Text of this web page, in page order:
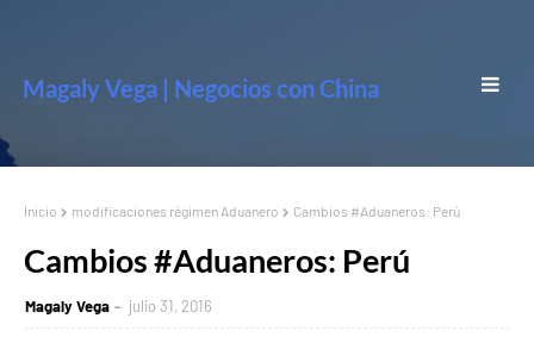
Magaly Vega | Negocios con China
Inicio modificaciones régimen Aduanero Cambios #Aduaneros: Perú
Cambios #Aduaneros: Perú
Magaly Vega julio 31, 2016